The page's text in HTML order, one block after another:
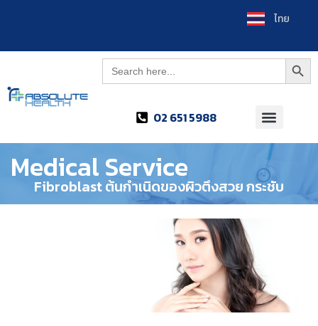
ไทย
العربية
Search
for:
02 651 5988
Medical Service
Fibroblast ต้นกำเนิดของผิวตึงสวย กระชับ